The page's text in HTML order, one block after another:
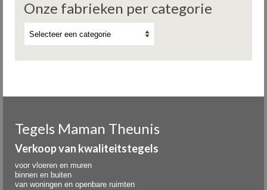
Onze fabrieken per categorie
Tegels Maman Theunis
Verkoop van kwaliteitstegels
voor vloeren en muren
binnen en buiten
van woningen en openbare ruimten